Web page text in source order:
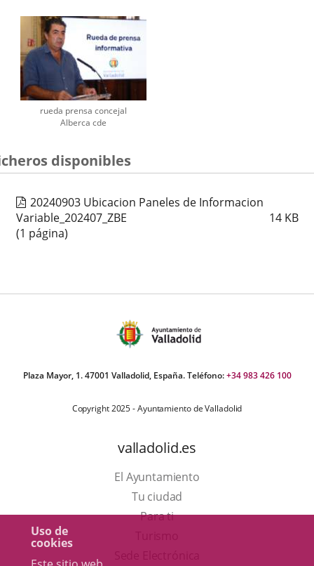
Uso de
cookies
rueda prensa concejal
Alberca cde
disponibles
20240903 Ubicacion Paneles de Informacion
Variable_202407_ZBE
14 KB
(1 página)
Plaza Mayor, 1. 47001 Valladolid, España. Teléfono:+34 983 426 100
Copyright 2025 - Ayuntamiento de Valladolid
valladolid.es
El Ayuntamiento
Tu ciudad
Para ti